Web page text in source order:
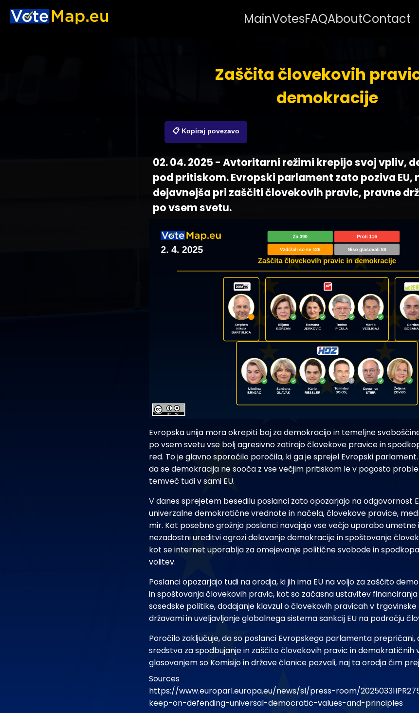
MainVotesFAQAboutContact
Zaščita človekovih
demokracije
📋 Kopiraj povezavo
02. 04. 2025 - Avtoritarni režimi krepijo svoj vpliv,
pod pritiskom. Evropski parlament zato poziva EU,
dejavnejša pri zaščiti človekovih pravic, pravne
po vsem svetu.
Evropska unija mora okrepiti boj za demokracijo in temeljne
po vsem svetu vse bolj agresivno zatirajo človekove pravice in
red. To je glavno sporočilo poročila, ki ga je sprejel Evropski
da se demokracija ne sooča z vse večjim pritiskom le v pogosto
temveč tudi v sami EU.
V danes sprejetem besedilu poslanci zato opozarjajo na odgovornost
univerzalne demokratične vrednote in načela, človekove pravice,
mir. Kot posebno grožnjo poslanci navajajo vse večjo uporabo
nezadostni ureditvi ogrozi delovanje demokracije in spoštovanje
kot se internet uporablja za omejevanje politične svobode in
volitev.
Poslanci opozarjajo tudi na orodja, ki jih ima EU na voljo za zaščito
in spoštovanja človekovih pravic, kot so začasna ustavitev
sosedske politike, dodajanje klavzul o človekovih pravicah v
državami in uveljavljanje globalnega sistema sankcij EU na področju
Poročilo zaključuje, da so poslanci Evropskega parlamenta prepričani,
sredstva za spodbujanje in zaščito človekovih pravic in demokratičnih
glasovanjem so Komisijo in države članice pozvali, naj ta orodja čim
Sources
https://www.europarl.europa.eu/news/sl/press-room/
keep-on-defending-universal-democratic-values-and-principles